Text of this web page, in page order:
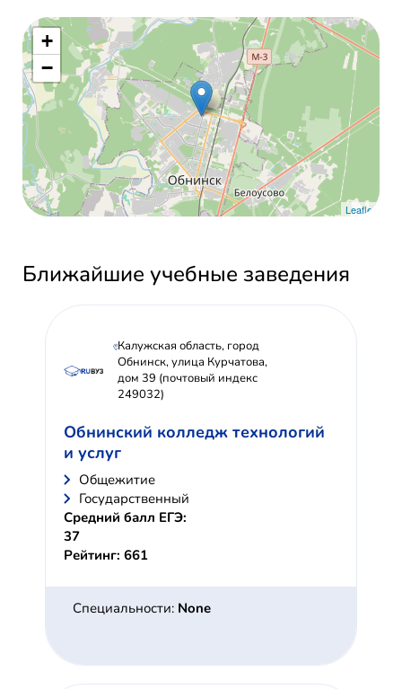
+
−
Leaflet
Ближайшие учебные заведения
Калужская область, город
Обнинск, улица Курчатова,
дом 39 (почтовый индекс
249032)
Обнинский колледж технологий
и услуг
Общежитие
Государственный
Средний балл ЕГЭ:
37
Рейтинг: 661
Специальности: None